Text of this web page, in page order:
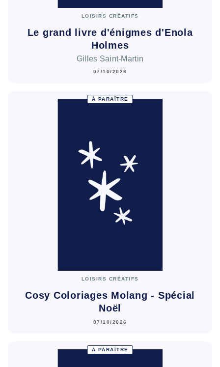
LOISIRS CRÉATIFS
Le grand livre d'énigmes d'Enola
Holmes
Gilles Saint-Martin
07/10/2026
À PARAÎTRE
LOISIRS CRÉATIFS
Cosy Coloriages Molang - Spécial
Noël
07/10/2026
À PARAÎTRE